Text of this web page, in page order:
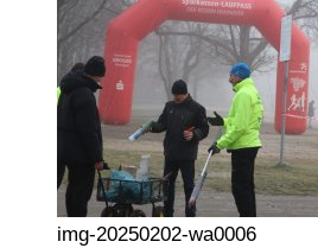
img-20250202-wa0006